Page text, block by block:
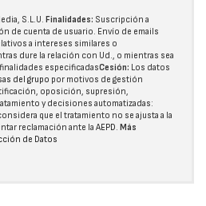
S.L.U. Finalidades: Suscripción a
de cuenta de usuario. Envío de emails
a intereses similares o
dure la relación con Ud., o mientras sea
especificadasCesión: Los datos
del grupo por motivos de gestión
oposición, supresión,
y decisiones automatizadas:
que el tratamiento no se ajusta a la
reclamación ante la AEPD. Más
de Datos